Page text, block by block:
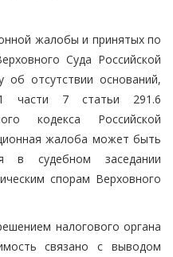
жалобы и принятых по
Суда Российской
отсутствии оснований,
1 части 7 статьи 291.6
кодекса Российской
жалоба может быть
в судебном заседании
спорам Верховного
налогового органа
связано с выводом